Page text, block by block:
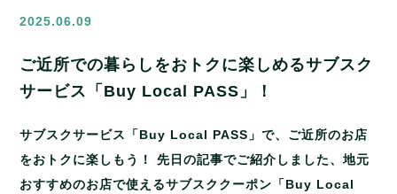
2025.06.09
ご近所での暮らしをおトクに楽しめるサブスク
サービス「Buy Local PASS」！
サブスクサービス「Buy Local PASS」で、ご近所のお店
をおトクに楽しもう！ 先日の記事でご紹介しました、地元
おすすめのお店で使えるサブスククーポン「Buy Local